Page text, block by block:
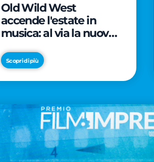
Old Wild West
accende l'estate in
musica: al via la nuova
e le prestigiose
partnership con Radio
Italia e Live Nation
Scopri di più